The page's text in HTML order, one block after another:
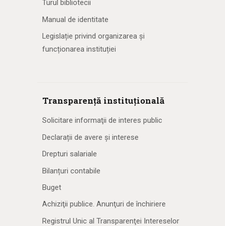
Turul bibliotecii
Manual de identitate
Legislație privind organizarea și
funcționarea instituției
Transparență instituțională
Solicitare informaţii de interes public
Declarații de avere și interese
Drepturi salariale
Bilanțuri contabile
Buget
Achiziţii publice. Anunţuri de închiriere
Registrul Unic al Transparenţei Intereselor